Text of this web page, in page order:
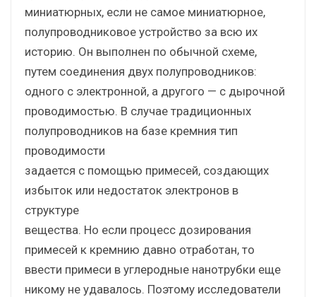
миниатюрных, если не самое миниатюрное,
полупроводниковое устройство за всю их
историю. Он выполнен по обычной схеме,
путем соединения двух полупроводников:
одного с электронной, а другого — с дырочной
проводимостью. В случае традиционных
полупроводников на базе кремния тип
проводимости
задается с помощью примесей, создающих
избыток или недостаток электронов в
структуре
вещества. Но если процесс дозирования
примесей к кремнию давно отработан, то
ввести примеси в углеродные нанотрубки еще
никому не удавалось. Поэтому исследователи